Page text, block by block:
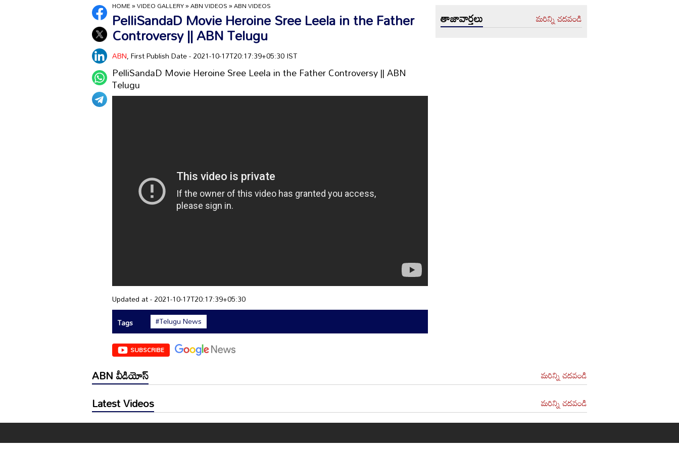
HOME»VIDEO GALLERY»ABN VIDEOS»ABN VIDEOS
PelliSandaD Movie Heroine Sree Leela in the Father
Controversy || ABN Telugu
ABN, First Publish Date - 2021-10-17T20:17:39+05:30 IST
PelliSandaD Movie Heroine Sree Leela in the Father Controversy || ABN
Telugu
Updated at - 2021-10-17T20:17:39+05:30
Tags
#Telugu News
SUBSCRIBE
తాజావార్తలు మరిన్ని చదవండి
ABN వీడియోస్ మరిన్ని చదవండి
Latest Videos మరిన్ని చదవండి